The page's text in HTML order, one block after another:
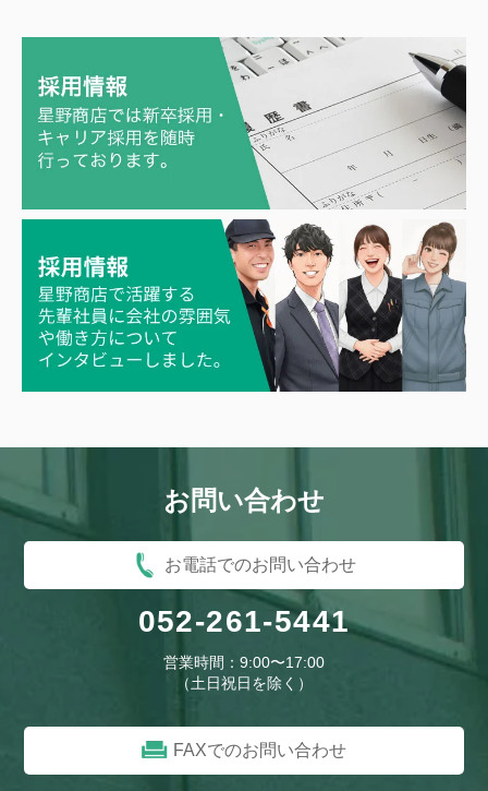
お問い合わせ
お電話でのお問い合わせ
052-261-5441
営業時間：9:00〜17:00
（土日祝日を除く）
FAXでのお問い合わせ